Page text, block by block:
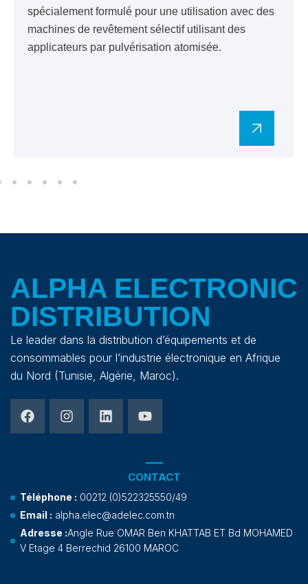
spécialement formulé pour une utilisation avec des
machines de revêtement sélectif utilisant des
applicateurs par pulvérisation atomisée.
ALPHA ELECTRONIC
DISTRIBUTION
Le leader dans la distribution d’équipements et de
consommables pour l’industrie électronique en Afrique
du Nord (Tunisie, Algérie, Maroc).
CONTACT
Téléphone : 00212 (0)522325550/49
Email : alpha.elec@adelec.com.tn
Adresse :Angle Rue OMAR Ben KHATTAB ET Bd MOHAMED
V Etage 4 Berrechid 26100 MAROC